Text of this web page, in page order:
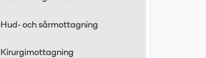
Hud- och sårmottagning
Kirurgimottagning